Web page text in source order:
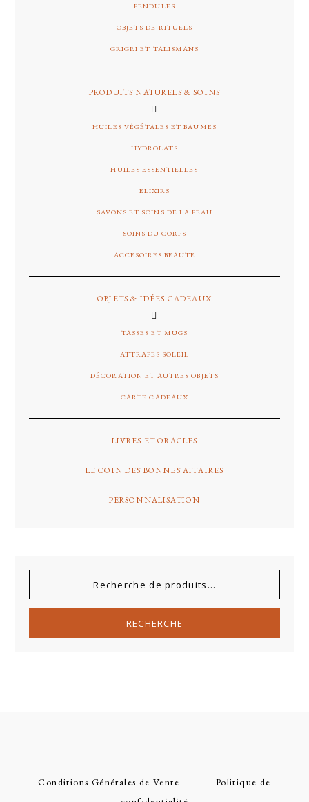
PENDULES
OBJETS DE RITUELS
GRIGRI ET TALISMANS
PRODUITS NATURELS & SOINS
HUILES VÉGÉTALES ET BAUMES
HYDROLATS
HUILES ESSENTIELLES
ÉLIXIRS
SAVONS ET SOINS DE LA PEAU
SOINS DU CORPS
ACCESOIRES BEAUTÉ
OBJETS & IDÉES CADEAUX
TASSES ET MUGS
ATTRAPES SOLEIL
DÉCORATION ET AUTRES OBJETS
CARTE CADEAUX
LIVRES ET ORACLES
LE COIN DES BONNES AFFAIRES
PERSONNALISATION
RECHERCHE
Conditions Générales de Vente
Politique de